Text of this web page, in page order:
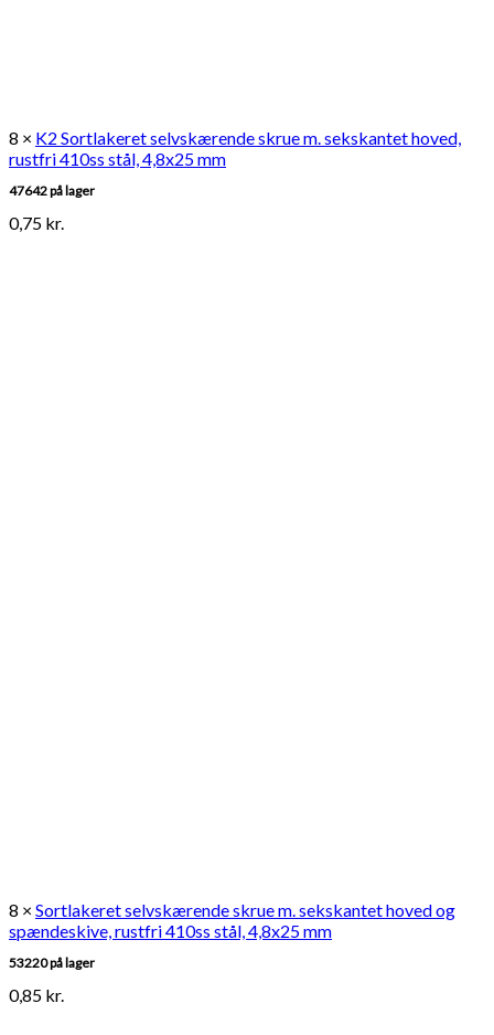
8 × K2 Sortlakeret selvskærende skrue m. sekskantet hoved,
rustfri 410ss stål, 4,8x25 mm
47642 på lager
0,75 kr.
8 × Sortlakeret selvskærende skrue m. sekskantet hoved og
spændeskive, rustfri 410ss stål, 4,8x25 mm
53220 på lager
0,85 kr.